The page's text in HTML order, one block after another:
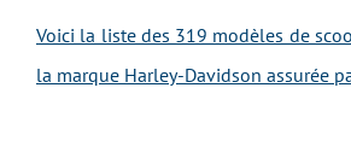
Voici la liste des 319 modèles de
la marque Harley-Davidson assurée